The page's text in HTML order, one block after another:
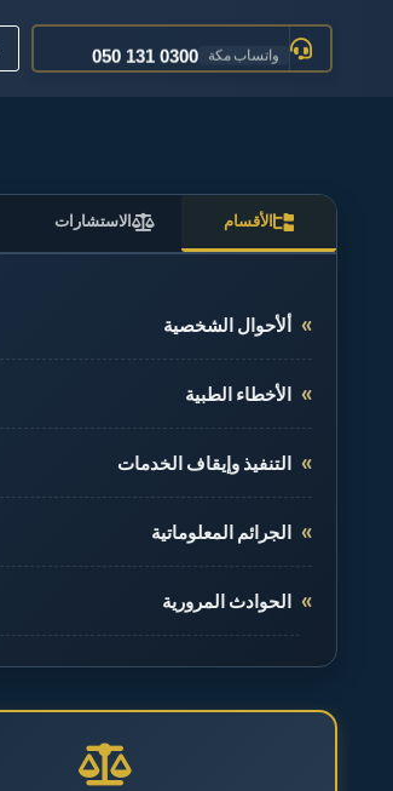
واتساب مكة 050 131 0300
الأقسام الاستشارات
ألأحوال الشخصية
الأخطاء الطبية
التنفيذ وإيقاف الخدمات
الجرائم المعلوماتية
الحوادث المرورية
الطلاق والخلع